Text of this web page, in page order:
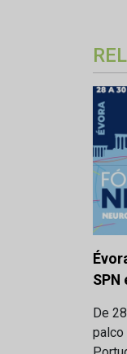
SPN
De
palco